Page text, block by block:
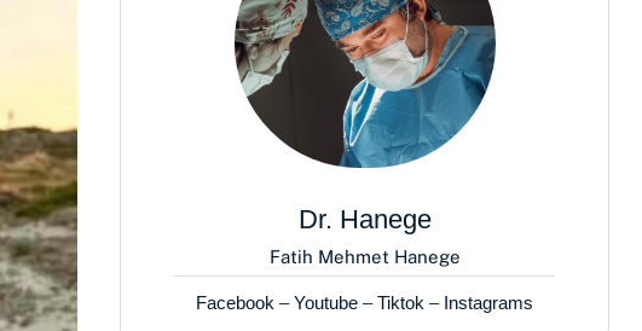
Dr. Hanege
Fatih Mehmet Hanege
Facebook –Youtube –Tiktok – Instagrams